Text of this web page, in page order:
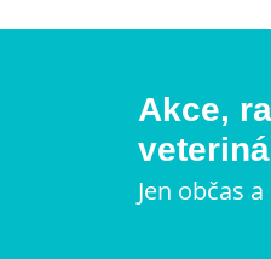
Akce,
Jen občas